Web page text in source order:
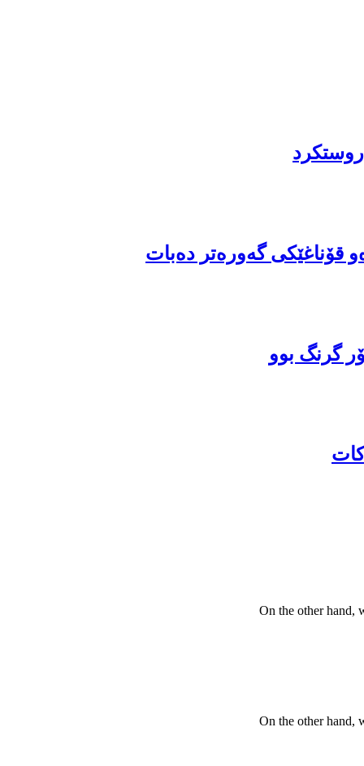
قۆناغێکى گەورەتر دەبات
گرنگ بوو
On the other hand,
On the other hand,